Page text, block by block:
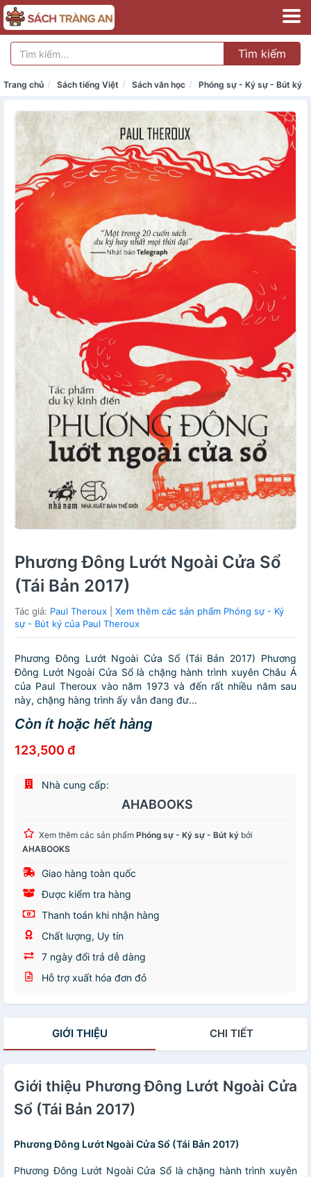
Tìm kiếm
Trang chủ Sách tiếng Việt Sách văn học Phóng sự - Ký sự - Bút ký
Phương Đông Lướt Ngoài Cửa Sổ
(Tái Bản 2017)
Tác giả: Paul Theroux
Xem thêm các sản phẩm Phóng sự - Ký
sự - Bút ký của Paul Theroux
Phương Đông Lướt Ngoài Cửa Sổ (Tái Bản 2017) Phương
Đông Lướt Ngoài Cửa Sổ là chặng hành trình xuyên Châu Á
của Paul Theroux vào năm 1973 và đến rất nhiều năm sau
này, chặng hàng trình ấy vẫn đang đư...
Còn ít hoặc hết hàng
123,500 đ
Nhà cung cấp:
AHABOOKS
Xem thêm các sản phẩm Phóng sự - Ký sự - Bút ký bởi
AHABOOKS
Giao hàng toàn quốc
Được kiểm tra hàng
Thanh toán khi nhận hàng
Chất lượng, Uy tín
7 ngày đổi trả dễ dàng
Hỗ trợ xuất hóa đơn đỏ
GIỚI THIỆU CHI TIẾT
Giới thiệu Phương Đông Lướt Ngoài Cửa
Sổ (Tái Bản 2017)
Phương Đông Lướt Ngoài Cửa Sổ (Tái Bản 2017)
Phương Đông Lướt Ngoài Cửa Sổ là chặng hành trình xuyên